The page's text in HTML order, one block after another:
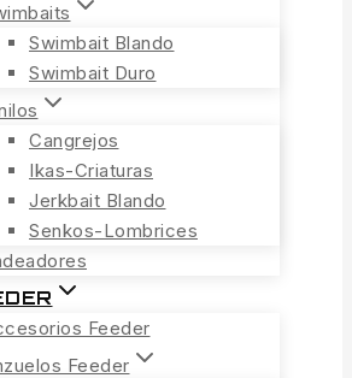
Swimbait Blando
Swimbait Duro
Cangrejos
Ikas-Criaturas
Jerkbait Blando
Senkos-Lombrices
Feeder
Feeder